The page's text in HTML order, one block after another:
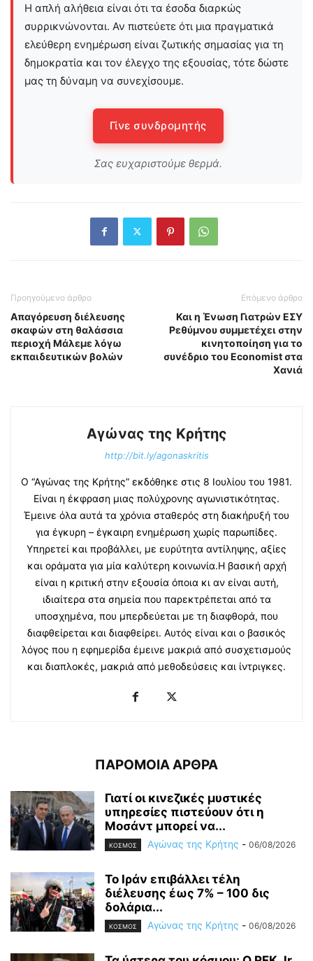
Η απλή αλήθεια είναι ότι τα έσοδα διαρκώς
συρρικνώνονται. Αν πιστεύετε ότι μια πραγματικά
ελεύθερη ενημέρωση είναι ζωτικής σημασίας για τη
δημοκρατία και τον έλεγχο της εξουσίας, τότε δώστε
μας τη δύναμη να συνεχίσουμε.
Γίνε συνδρομητής
Σας ευχαριστούμε θερμά.
Προηγούμενο άρθρο
Απαγόρευση διέλευσης
σκαφών στη θαλάσσια
περιοχή Μάλεμε λόγω
εκπαιδευτικών βολών
Επόμενο άρθρο
Και η Ένωση Γιατρών ΕΣΥ
Ρεθύμνου συμμετέχει στην
κινητοποίηση για το
συνέδριο του Economist στα
Χανιά
Αγώνας της Κρήτης
http://bit.ly/agonaskritis
Ο “Αγώνας της Κρήτης” εκδόθηκε στις 8 Ιουλίου του 1981.
Είναι η έκφραση μιας πολύχρονης αγωνιστικότητας.
Έμεινε όλα αυτά τα χρόνια σταθερός στη διακήρυξή του
για έγκυρη – έγκαιρη ενημέρωση χωρίς παρωπίδες.
Υπηρετεί και προβάλλει, με ευρύτητα αντίληψης, αξίες
και οράματα για μία καλύτερη κοινωνία.Η βασική αρχή
είναι η κριτική στην εξουσία όποια κι αν είναι αυτή,
ιδιαίτερα στα σημεία που παρεκτρέπεται από τα
υποσχημένα, που μπερδεύεται με τη διαφθορά, που
διαφθείρεται και διαφθείρει. Αυτός είναι και ο βασικός
λόγος που η εφημερίδα έμεινε μακριά από συσχετισμούς
και διαπλοκές, μακριά από μεθοδεύσεις και ίντριγκες.
ΠΑΡΟΜΟΙΑ ΑΡΘΡΑ
Γιατί οι κινεζικές μυστικές
υπηρεσίες πιστεύουν ότι η
Μοσάντ μπορεί να...
ΚΟΣΜΟΣ Αγώνας της Κρήτης - 06/08/2026
Το Ιράν επιβάλλει τέλη
διέλευσης έως 7% – 100 δις
δολάρια...
ΚΟΣΜΟΣ Αγώνας της Κρήτης - 06/08/2026